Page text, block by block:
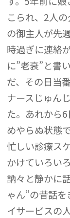
こられ、2人
の御主人が先
時過ぎに連絡
に”老衰”と書
だ、その日当
ナースじゅん
た。あれから
めやらぬ状態
忙しい診療ス
かけていろい
訥々と静かに
ゃん”の昔話
イサービスの